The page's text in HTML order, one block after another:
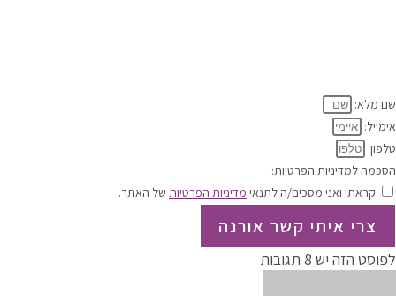
שם מלא:
אימייל:
טלפון:
הסכמה למדיניות הפרטיות:
קראתי ואני מסכים/ה לתנאי מדיניות הפרטיות של האתר.
צרי איתי קשר אורנה
לפוסט הזה יש 8 תגובות